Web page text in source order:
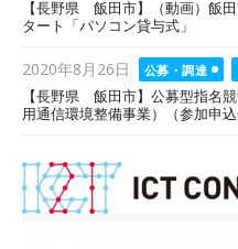
【長野県 飯田市】（動画）飯
タート「パソコン貸与式」
Posted
on
2020年8月26日 公募・調達
【長野県 飯田市】公募型指名
用通信環境整備事業）（参加申